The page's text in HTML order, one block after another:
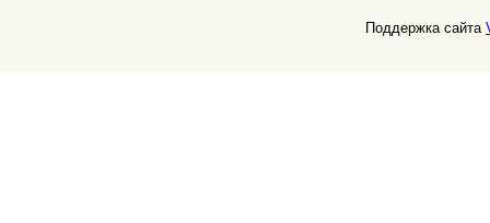
Поддержка сайта